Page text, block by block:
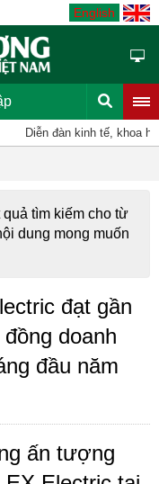
English
Diễn đàn kinh tế, khoa
tìm kiếm cho từ
dung mong muốn
đạt gần
doanh
đầu năm
ấn tượng